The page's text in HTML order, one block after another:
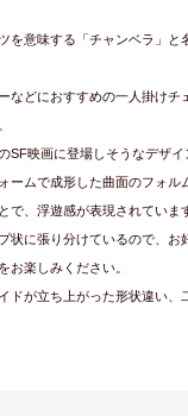
を意味する「チャンベラ」と
などにおすすめの一人掛けチ
SF映画に登場しそうなデザイ
ームで成形した曲面のフォル
で、浮遊感が表現されていま
状に張り分けているので、お
お楽しみください。
ドが立ち上がった形状違い、